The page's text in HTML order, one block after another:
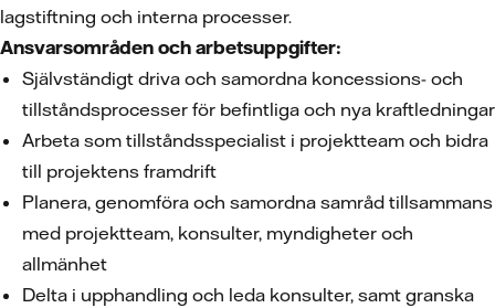
lagstiftning och interna processer.
Ansvarsområden och arbetsuppgifter:
Självständigt driva och samordna koncessions- och
tillståndsprocesser för befintliga och nya kraftledningar
Arbeta som tillståndsspecialist i projektteam och bidra
till projektens framdrift
Planera, genomföra och samordna samråd tillsammans
med projektteam, konsulter, myndigheter och
allmänhet
Delta i upphandling och leda konsulter, samt granska